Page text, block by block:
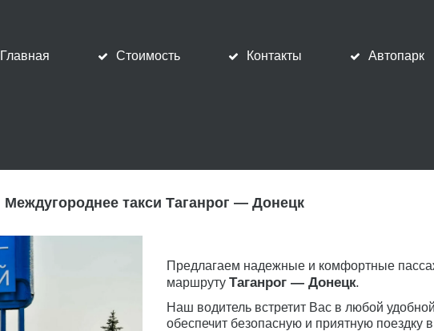
Главная Стоимость Контакты Автопарк
Междугороднее такси Таганрог — Донецк
Предлагаем надежные и комфортные
маршруту Таганрог — Донецк.
Наш водитель встретит Вас в любой
обеспечит безопасную и приятную поездку